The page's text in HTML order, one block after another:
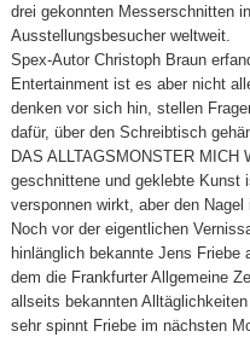
drei gekonnten Messerschnitten
Ausstellungsbesucher weltweit.
Spex-Autor Christoph Braun
Entertainment ist es aber nicht
denken vor sich hin, stellen
dafür, über den Schreibtisch
DAS ALLTAGSMONSTER MICH
geschnittene und geklebte Kunst
versponnen wirkt, aber den
Noch vor der eigentlichen
hinlänglich bekannte Jens Friebe
dem die Frankfurter Allgemeine
allseits bekannten
sehr spinnt Friebe im nächsten